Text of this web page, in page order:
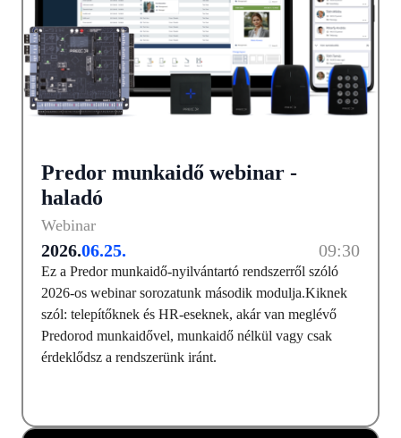
Predor munkaidő webinar -
haladó
Webinar
2026.06.25. 09:30
Ez a Predor munkaidő-nyilvántartó rendszerről szóló
2026-os webinar sorozatunk második modulja.Kiknek
szól: telepítőknek és HR-eseknek, akár van meglévő
Predorod munkaidővel, munkaidő nélkül vagy csak
érdeklődsz a rendszerünk iránt.